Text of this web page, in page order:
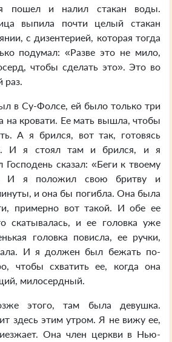
пошел и налил стакан воды.
выпила почти целый стакан
с дизентерией, которая тогда
подумал: «Разве это не мило,
чтобы сделать это». Это во
раз.
в Су-Фолсе, ей было только три
на кровати. Ее мать вышла, чтобы
А я брился, вот так, готовясь
И я стоял там и брился, и я
сказал: «Беги к твоему
И я положил свою бритву и
и она бы погибла. Она была
примерно вот такой. И обе ее
скатывалась, и ее головка уже
головка повисла, ее ручки,
И я должен был бежать по-
чтобы схватить ее, когда она
милосердный.
этого, там была девушка.
здесь этим утром. Я не вижу ее,
Она член церкви в Нью-